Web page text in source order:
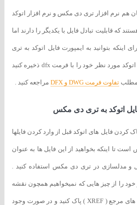
هم نرم افزار تری دی مکس و نرم افزار اتوکد
که قابلیت تبادل فایل با یکدیگر را دارند اما
اینکه بتوانید به ایمپورت فایل اتوکد به تری
دی مکس بپردازید باید فایل اتوکد مورد نظر خود را با فرمت dfx ذخیره کنید
مطلب تفاوت فرمت DWG و DFX مراجعه کنید .
اتوکد به تری دی مکس
کردن فایل های اتوکد قبل از وارد کردن فایلها
تا اینکه بخواهید از این فایل ها به عنوان
و مدلسازی در تری دی مکس استفاده کنید .
را از چیز هایی که نمیخواهیم همچون نقشه
تاسیسات , برق و … و فایل های مرجع ( XREF ) پاک کنید و در صورت وجود